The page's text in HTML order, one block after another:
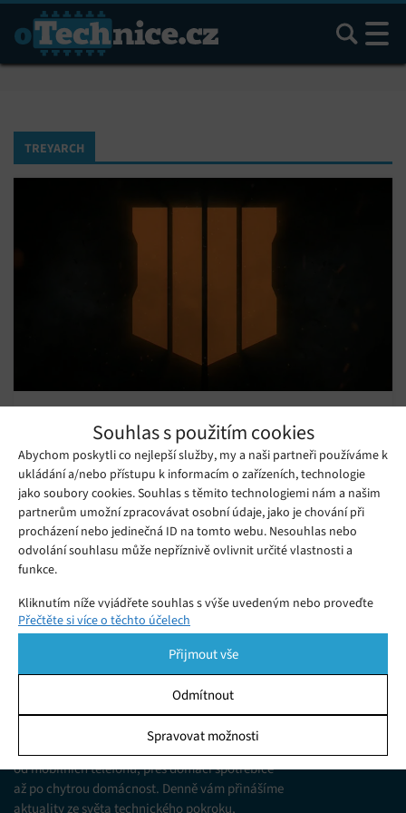
Souhlas s použitím cookies
Abychom poskytli co nejlepší služby, my a naši partneři používáme k
ukládání a/nebo přístupu k informacím o zařízeních, technologie
jako soubory cookies. Souhlas s těmito technologiemi nám a našim
partnerům umožní zpracovávat osobní údaje, jako je chování při
procházení nebo jedinečná ID na tomto webu. Nesouhlas nebo
odvolání souhlasu může nepříznivě ovlivnit určité vlastnosti a
funkce.
Kliknutím níže vyjádřete souhlas s výše uvedeným nebo proveďte
podrobnější rozhodnutí. Vaše volby budou použity pouze na tomto
pomocí přepínačů v Zásadách cookies nebo kliknutím na tlačítko
Spravovat souhlas ve spodní části obrazovky.
Ukládání a/nebo přístup k informacím v zařízení, Porozumění
publiku prostřednictvím statistik nebo kombinací údajů z
různých zdrojů.
Přečtěte si více o těchto účelech
Přijmout vše
Odmítnout
Spravovat možnosti
Hledat
TREYARCH
Ops 4, bude mít režim battle royale a
obejde se bez singleplayerové kampaně
Sobota 19. 05. 2018 Redakce
Activision včera v přímém přenosu představil další díl
populární multiplayerové FPS série Call of Duty, Call o Duty:
Black Ops 4 od studia Treyarch.
Jsme web zajímající se o technologické novinky
od mobilních telefonů, přes domácí spotřebiče
až po chytrou domácnost. Denně vám přinášíme
aktuality ze světa technického pokroku,